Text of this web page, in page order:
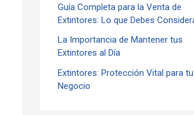
Guía Completa para la Venta de
Extintores: Lo que Debes
La Importancia de Mantener tus
Extintores al Día
Extintores: Protección Vital para tu
Negocio